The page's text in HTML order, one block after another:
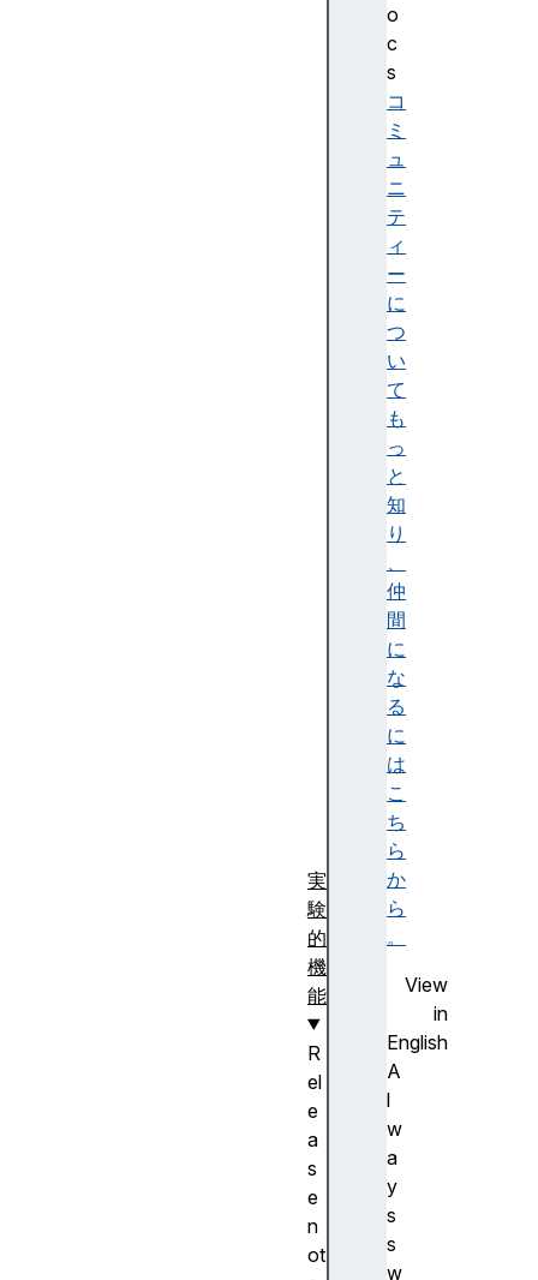
o
c
s
コ
ミ
ュ
ニ
テ
ィ
ー
に
つ
い
て
も
っ
と
知
り
、
仲
間
に
な
る
に
は
こ
ち
ら
か
ら
。
View
in
English
A
l
w
a
y
s
s
w
実
験
的
機
能
R
el
e
a
s
e
n
ot